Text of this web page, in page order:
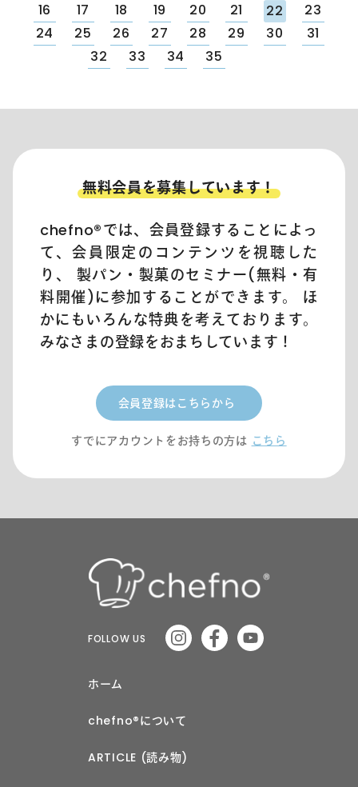
16
17 18 19 20 21 22
23
24
25 26 27 28 29 30
31
32
33 34 35
無料会員を募集しています！
chefno®︎では、会員登録することによっ
て、会員限定のコンテンツを視聴した
り、 製パン・製菓のセミナー(無料・有
料開催)に参加することができます。 ほ
かにもいろんな特典を考えております。
みなさまの登録をおまちしています！
会員登録はこちらから
すでにアカウントをお持ちの方は こちら
FOLLOW US
ホーム
chefno®︎について
ARTICLE (読み物)